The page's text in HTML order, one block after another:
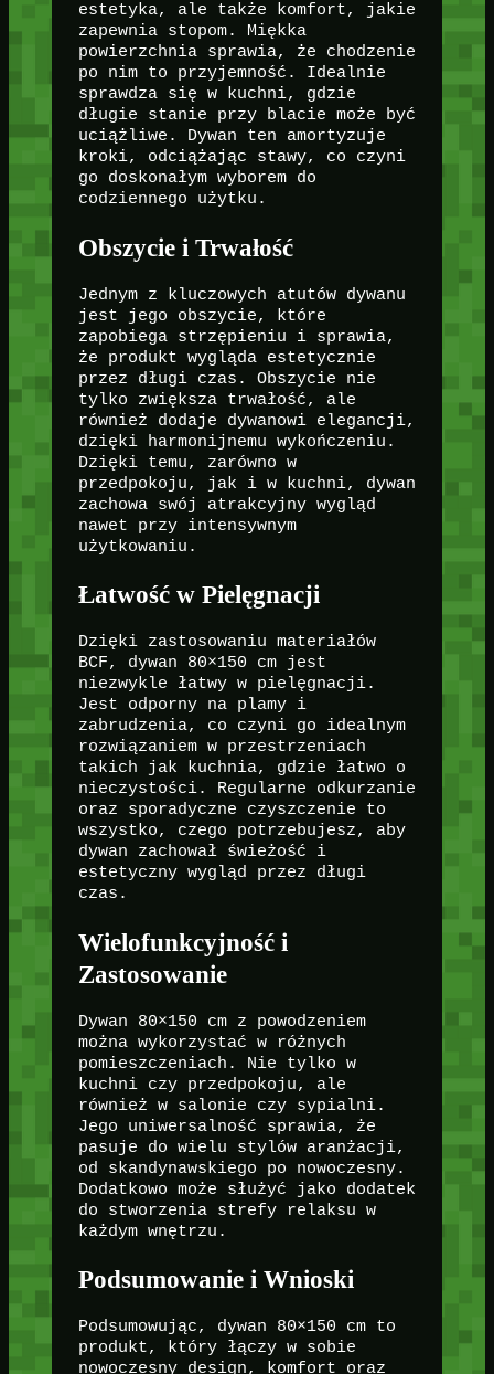
estetyka, ale także komfort, jakie
zapewnia stopom. Miękka
powierzchnia sprawia, że chodzenie
po nim to przyjemność. Idealnie
sprawdza się w kuchni, gdzie
długie stanie przy blacie może być
uciążliwe. Dywan ten amortyzuje
kroki, odciążając stawy, co czyni
go doskonałym wyborem do
codziennego użytku.
Obszycie i Trwałość
Jednym z kluczowych atutów dywanu
jest jego obszycie, które
zapobiega strzępieniu i sprawia,
że produkt wygląda estetycznie
przez długi czas. Obszycie nie
tylko zwiększa trwałość, ale
również dodaje dywanowi elegancji,
dzięki harmonijnemu wykończeniu.
Dzięki temu, zarówno w
przedpokoju, jak i w kuchni, dywan
zachowa swój atrakcyjny wygląd
nawet przy intensywnym
użytkowaniu.
Łatwość w Pielęgnacji
Dzięki zastosowaniu materiałów
BCF, dywan 80×150 cm jest
niezwykle łatwy w pielęgnacji.
Jest odporny na plamy i
zabrudzenia, co czyni go idealnym
rozwiązaniem w przestrzeniach
takich jak kuchnia, gdzie łatwo o
nieczystości. Regularne odkurzanie
oraz sporadyczne czyszczenie to
wszystko, czego potrzebujesz, aby
dywan zachował świeżość i
estetyczny wygląd przez długi
czas.
Wielofunkcyjność i
Zastosowanie
Dywan 80×150 cm z powodzeniem
można wykorzystać w różnych
pomieszczeniach. Nie tylko w
kuchni czy przedpokoju, ale
również w salonie czy sypialni.
Jego uniwersalność sprawia, że
pasuje do wielu stylów aranżacji,
od skandynawskiego po nowoczesny.
Dodatkowo może służyć jako dodatek
do stworzenia strefy relaksu w
każdym wnętrzu.
Podsumowanie i Wnioski
Podsumowując, dywan 80×150 cm to
produkt, który łączy w sobie
nowoczesny design, komfort oraz